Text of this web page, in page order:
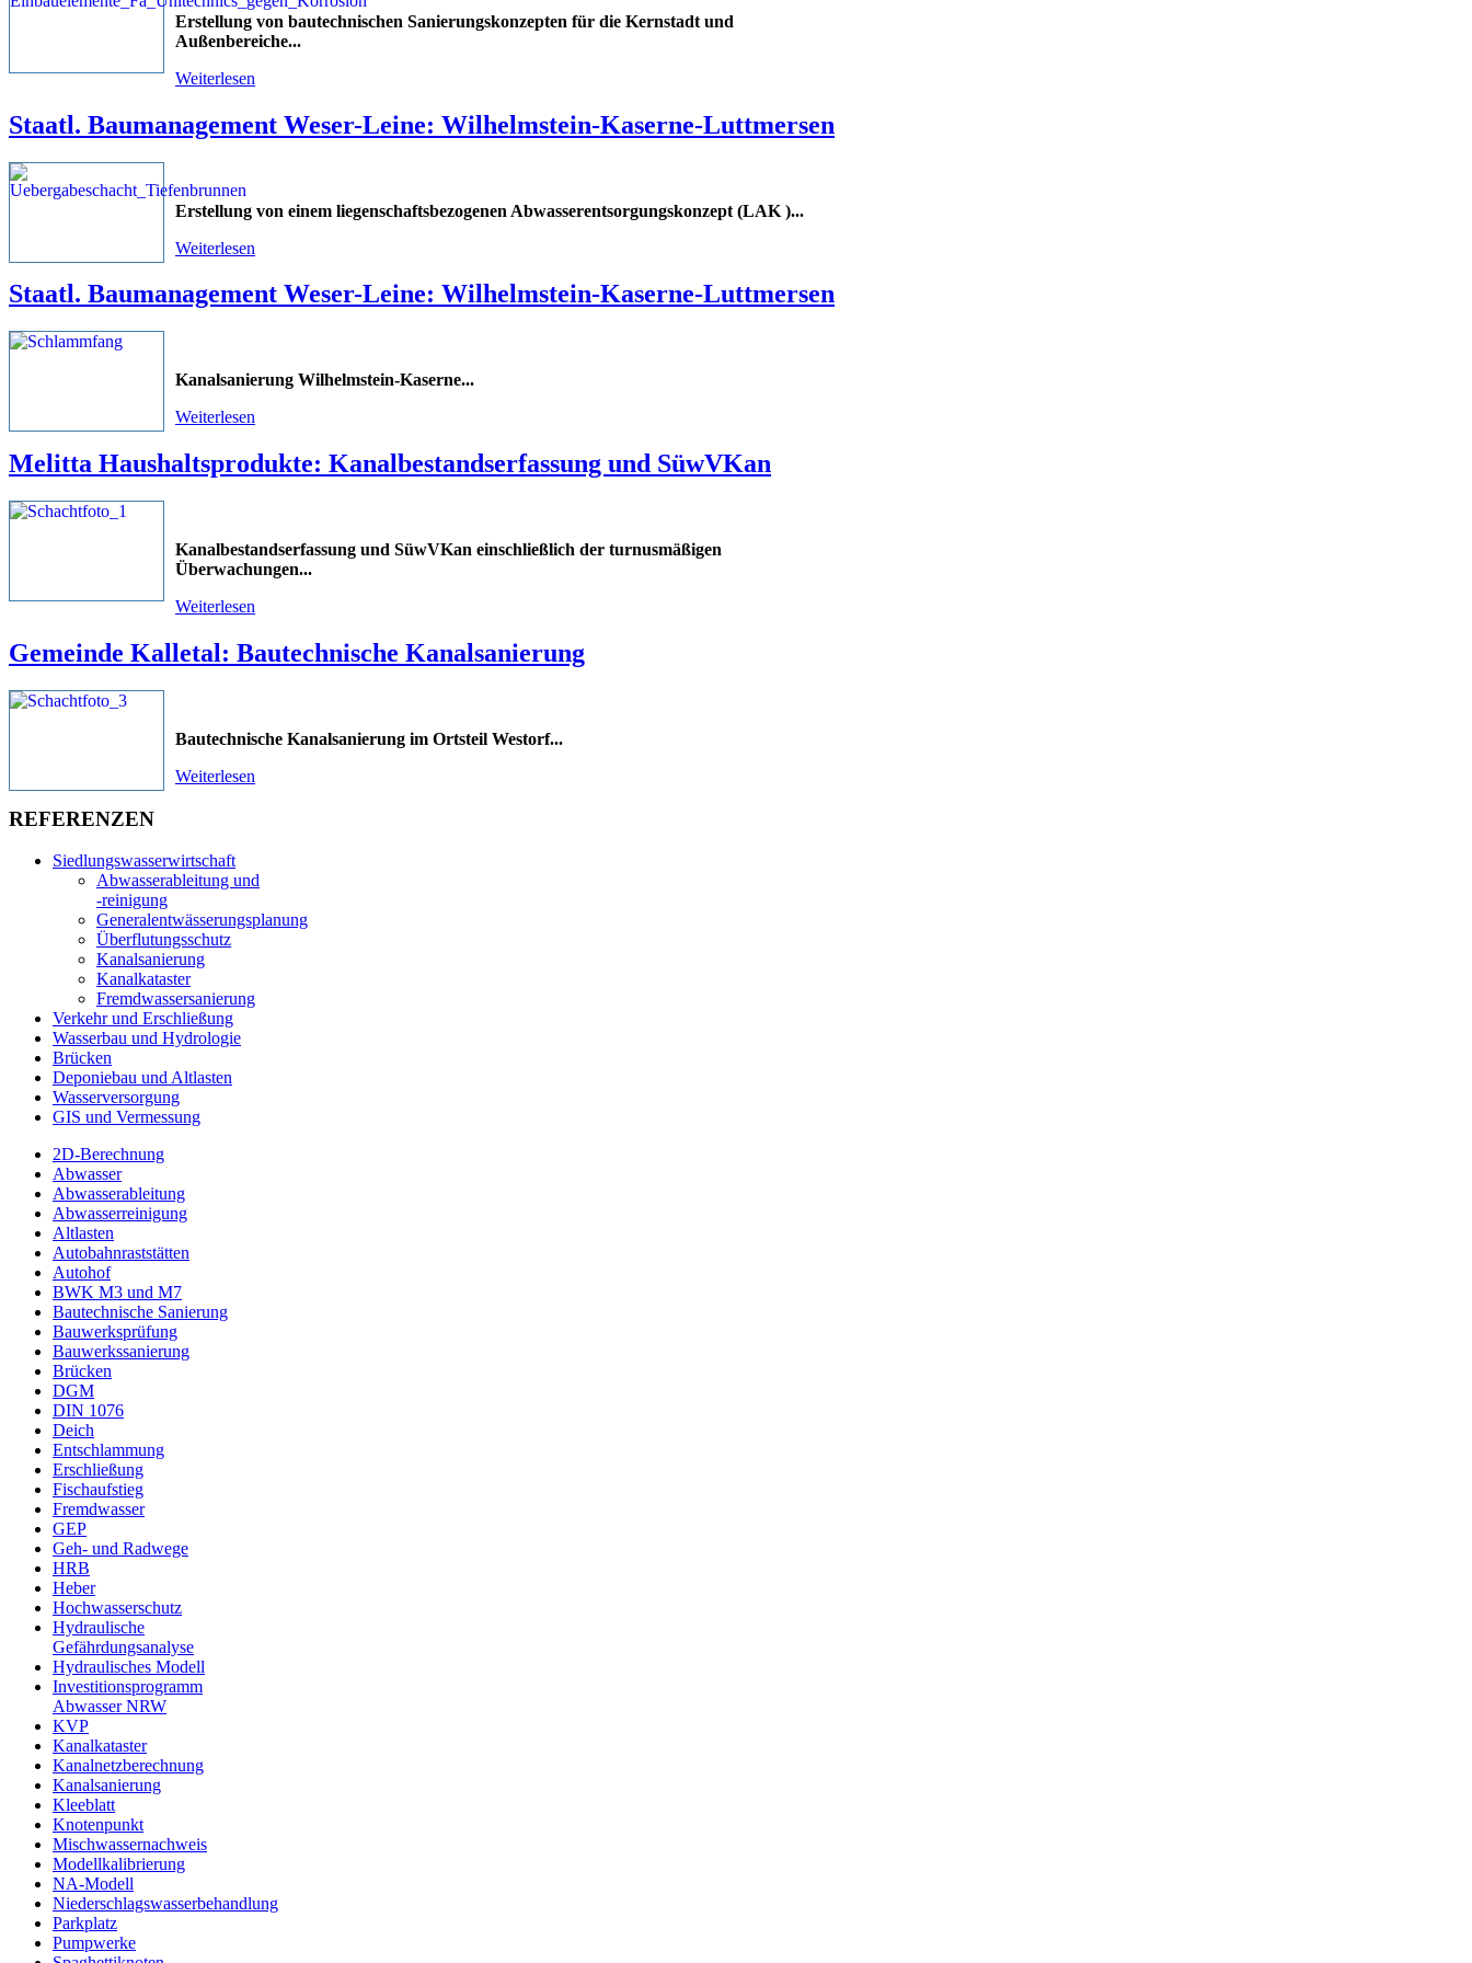
Erstellung von bautechnischen Sanierungskonzepten für die Kernstadt und
Außenbereiche...
Weiterlesen
Staatl. Baumanagement Weser-Leine: Wilhelmstein-Kaserne-Luttmersen
Erstellung von einem liegenschaftsbezogenen Abwasserentsorgungskonzept (LAK )...
Weiterlesen
Staatl. Baumanagement Weser-Leine: Wilhelmstein-Kaserne-Luttmersen
Kanalsanierung Wilhelmstein-Kaserne...
Weiterlesen
Melitta Haushaltsprodukte: Kanalbestandserfassung und SüwVKan
Kanalbestandserfassung und SüwVKan einschließlich der turnusmäßigen
Überwachungen...
Weiterlesen
Gemeinde Kalletal: Bautechnische Kanalsanierung
Bautechnische Kanalsanierung im Ortsteil Westorf...
Weiterlesen
REFERENZEN
Siedlungswasserwirtschaft
Abwasserableitung und
-reinigung
Generalentwässerungsplanung
Überflutungsschutz
Kanalsanierung
Kanalkataster
Fremdwassersanierung
Verkehr und Erschließung
Wasserbau und Hydrologie
Brücken
Deponiebau und Altlasten
Wasserversorgung
GIS und Vermessung
2D-Berechnung
Abwasser
Abwasserableitung
Abwasserreinigung
Altlasten
Autobahnraststätten
Autohof
BWK M3 und M7
Bautechnische Sanierung
Bauwerksprüfung
Bauwerkssanierung
Brücken
DGM
DIN 1076
Deich
Entschlammung
Erschließung
Fischaufstieg
Fremdwasser
GEP
Geh- und Radwege
HRB
Heber
Hochwasserschutz
Hydraulische
Gefährdungsanalyse
Hydraulisches Modell
Investitionsprogramm
Abwasser NRW
KVP
Kanalkataster
Kanalnetzberechnung
Kanalsanierung
Kleeblatt
Knotenpunkt
Mischwassernachweis
Modellkalibrierung
NA-Modell
Niederschlagswasserbehandlung
Parkplatz
Pumpwerke